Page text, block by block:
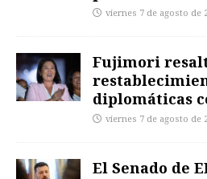
viernes 7 de agosto de
Fujimori
diplomáticas
viernes 7 de agosto de
El Senado de